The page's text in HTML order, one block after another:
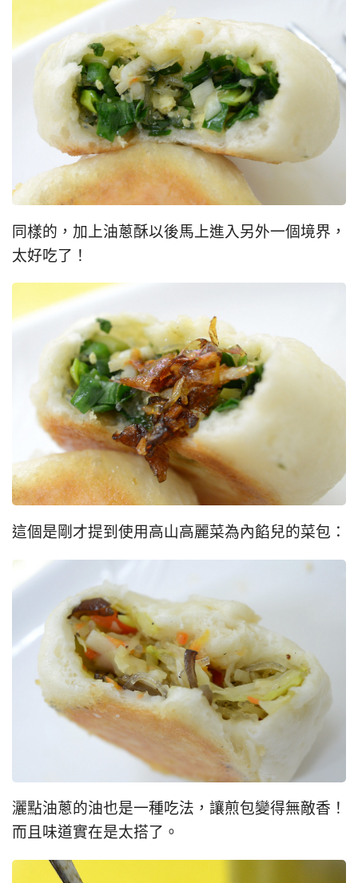
同樣的，加上油蔥酥以後馬上進入另外一個境界，
太好吃了！
這個是剛才提到使用高山高麗菜為內餡兒的菜包：
灑點油蔥的油也是一種吃法，讓煎包變得無敵香！
而且味道實在是太搭了。